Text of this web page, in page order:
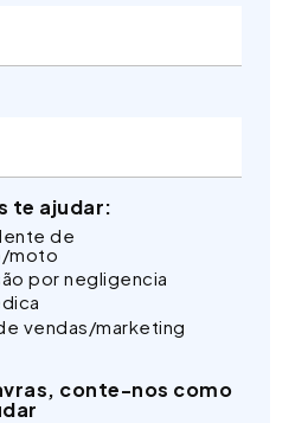
te ajudar:
de
moto
por negligencia
vendas/marketing
conte-nos como